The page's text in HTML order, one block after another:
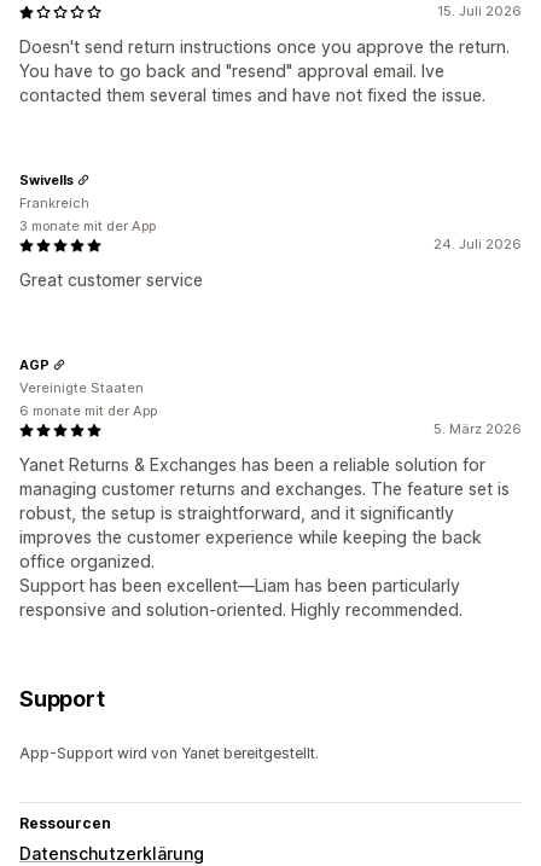
15. Juli 2026
Doesn't send return instructions once you approve the return.
You have to go back and "resend" approval email. Ive
contacted them several times and have not fixed the issue.
24. Juli 2026
Great customer service
Swivells
Frankreich
3 monate mit der App
5. März 2026
Yanet Returns & Exchanges has been a reliable solution for
managing customer returns and exchanges. The feature set is
robust, the setup is straightforward, and it significantly
improves the customer experience while keeping the back
office organized.
Support has been excellent—Liam has been particularly
responsive and solution-oriented. Highly recommended.
AGP
Vereinigte Staaten
6 monate mit der App
Support
App-Support wird von Yanet bereitgestellt.
Ressourcen
Datenschutzerklärung